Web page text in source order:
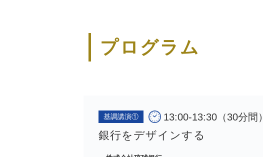
プログラム
基調講演① 13:00-13:30（30分間）
銀行をデザインする